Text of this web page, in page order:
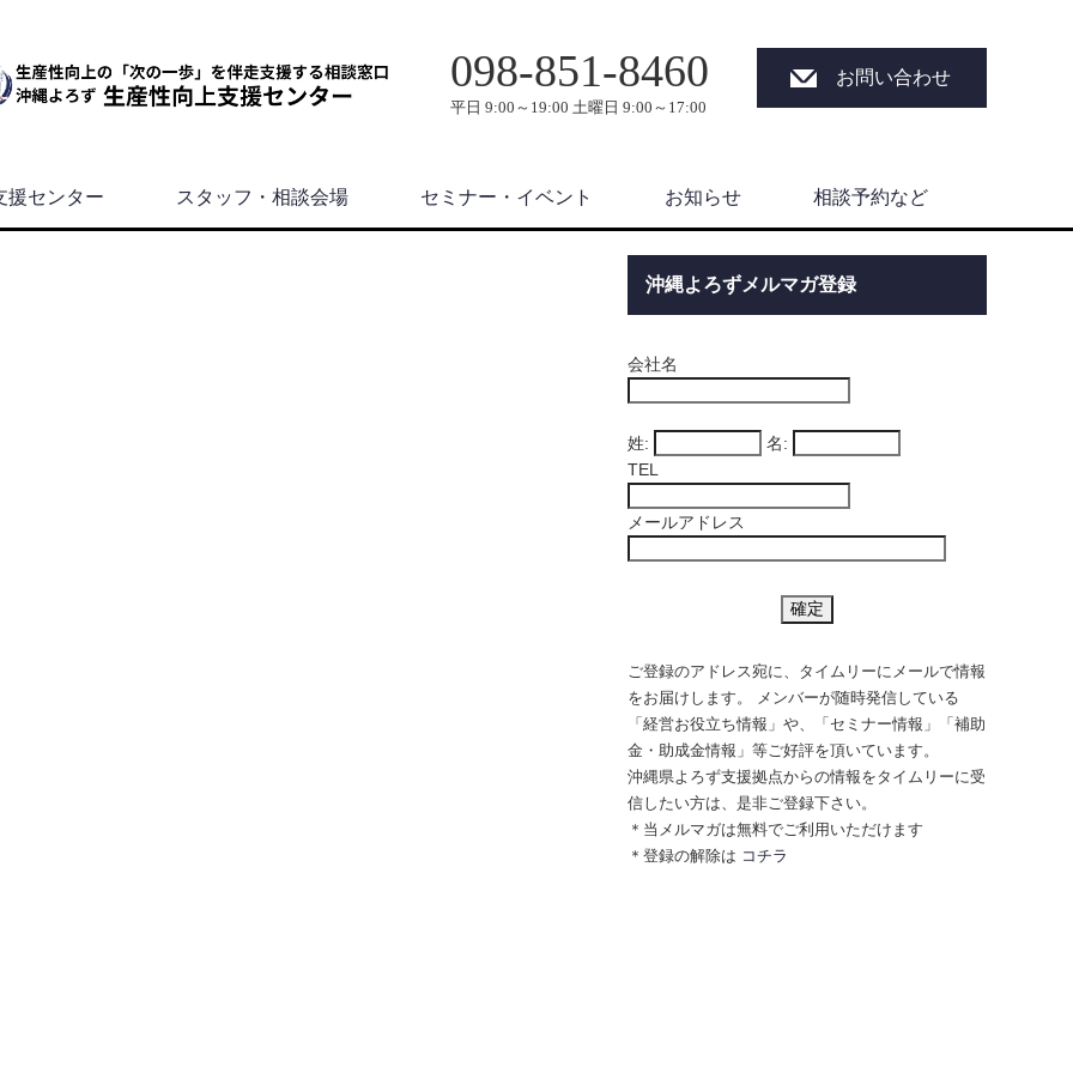
098-851-8460
平日 9:00～19:00 土曜日 9:00～17:00
お問い合わせ
援センター スタッフ・相談会場 セミナー・イベント お知らせ 相談予約など
沖縄よろずメルマガ登録
会社名
姓:
名:
TEL
メールアドレス
ご登録のアドレス宛に、タイムリーにメールで情報
をお届けします。 メンバーが随時発信している
「経営お役立ち情報」や、「セミナー情報」「補助
金・助成金情報」等ご好評を頂いています。
沖縄県よろず支援拠点からの情報をタイムリーに受
信したい方は、是非ご登録下さい。
＊当メルマガは無料でご利用いただけます
＊登録の解除は コチラ